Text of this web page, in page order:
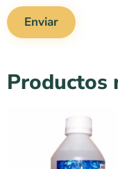
Productos